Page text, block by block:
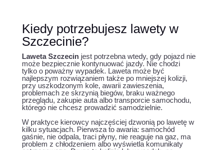
Kiedy potrzebujesz lawety w
Szczecinie?
Laweta Szczecinjest potrzebna wtedy, gdy pojazd nie
może bezpiecznie kontynuować jazdy. Nie chodzi
tylko o poważny wypadek. Laweta może być
najlepszym rozwiązaniem także po mniejszej kolizji,
przy uszkodzonym kole, awarii zawieszenia,
problemach ze skrzynią biegów, braku ważnego
przeglądu, zakupie auta albo transporcie samochodu,
którego nie chcesz prowadzić samodzielnie.
W praktyce kierowcy najczęściej dzwonią po lawetę w
kilku sytuacjach. Pierwsza to awaria: samochód
gaśnie, nie odpala, traci płyny, nie reaguje na gaz, ma
problem z chłodzeniem albo wyświetla komunikaty